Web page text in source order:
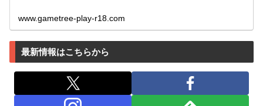
www.gametree-play-r18.com
最新情報はこちらから